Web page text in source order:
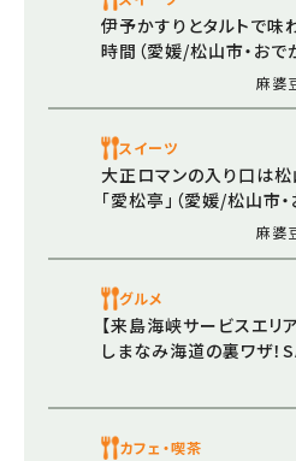
伊予かすりとタルトで味
時間（愛媛/松山市・おで
麻婆
スイーツ
大正ロマンの入り口は松
「愛松亭」（愛媛/松山市
麻婆
グルメ
【来島海峡サービスエリ
しまなみ海道の裏ワザ！
に行ってみた（愛媛/今
カフェ・喫茶